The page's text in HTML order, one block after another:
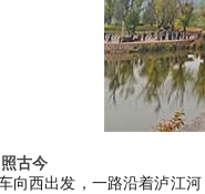
古今
向西出发，一路沿着泸江